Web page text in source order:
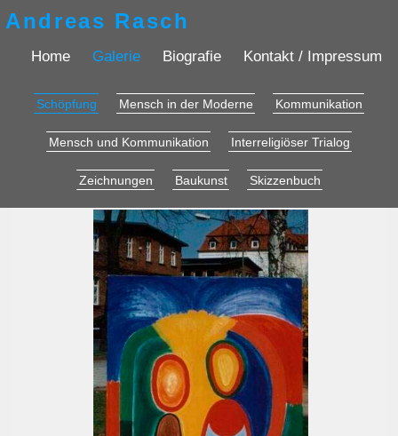
Andreas Rasch
Home Galerie Biografie Kontakt / Impressum
Schöpfung Mensch in der Moderne Kommunikation
Mensch und Kommunikation Interreligiöser Trialog
Zeichnungen Baukunst Skizzenbuch